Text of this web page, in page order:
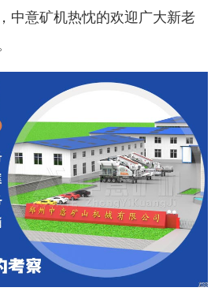
中意矿机热忱的欢迎广大新老